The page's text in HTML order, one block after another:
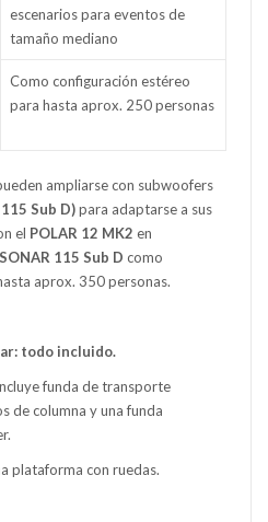
escenarios para eventos de
tamaño mediano
Como configuración estéreo
para hasta aprox. 250 personas
ampliarse con subwoofers
Sub D)para adaptarse a sus
el POLAR 12 MK2 en
SONAR 115 Sub D como
aprox. 350 personas.
todo incluido.
funda de transporte
de columna y una funda
plataforma con ruedas.